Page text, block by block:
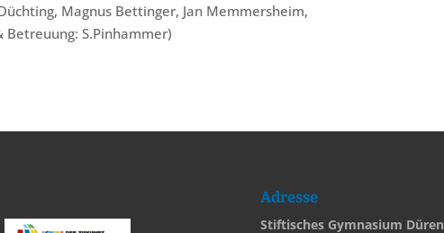
Magnus Bettinger, Jan Memmersheim,
S.Pinhammer)
Adresse
Stiftisches Gymnasium Düren